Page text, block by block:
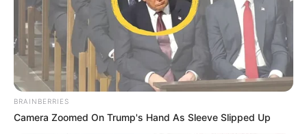
BRAINBERRIES
Camera Zoomed On Trump's Hand As Sleeve Slipped Up